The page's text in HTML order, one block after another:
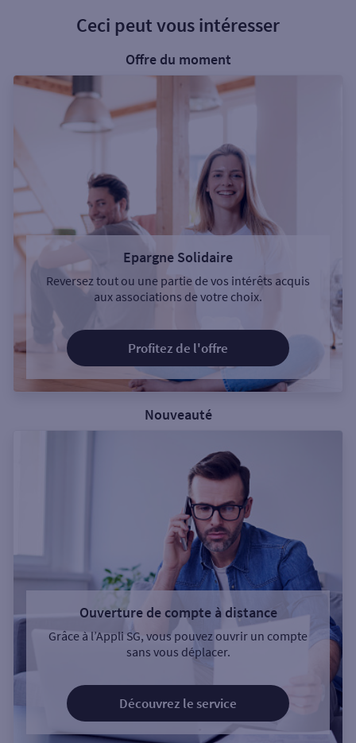
Ceci peut vous intéresser
Offre du moment
Epargne Solidaire
Reversez tout ou une partie de vos intérêts acquis
aux associations de votre choix.
Profitez de l'offre
Nouveauté
Ouverture de compte à distance
Grâce à l’Appli SG, vous pouvez ouvrir un compte
sans vous déplacer.
Découvrez le service